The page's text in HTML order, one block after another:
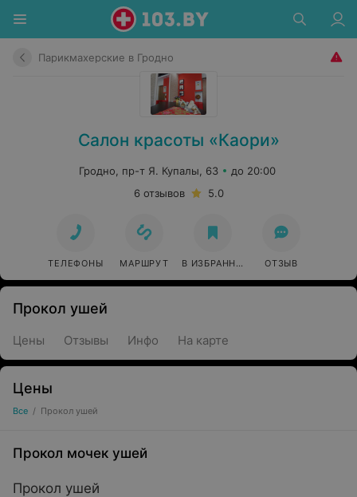
Парикмахерские в Гродно
Салон красоты «Каори»
Гродно, пр-т Я. Купалы, 63
до 20:00
6 отзывов
5.0
ТЕЛЕФОНЫ МАРШРУТ В ИЗБРАННОЕ ОТЗЫВ
Прокол ушей
Цены Отзывы Инфо На карте
Цены
Все / Прокол ушей
Прокол мочек ушей
Прокол ушей